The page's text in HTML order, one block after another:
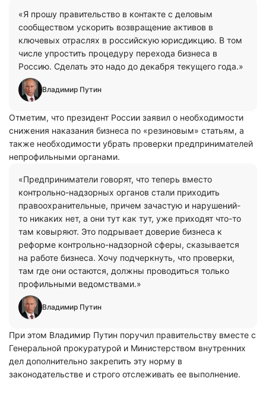
«Я прошу правительство в контакте с деловым
сообществом ускорить возвращение активов в
ключевых отраслях в российскую юрисдикцию. В том
числе упростить процедуру перехода бизнеса в
Россию. Сделать это надо до декабря текущего года.»
Владимир Путин
Отметим, что президент России заявил о необходимости
снижения наказания бизнеса по «резиновым» статьям, а
также необходимости убрать проверки предпринимателей
непрофильными органами.
«Предприниматели говорят, что теперь вместо
контрольно-надзорных органов стали приходить
правоохранительные, причем зачастую и нарушений-
то никаких нет, а они тут как тут, уже приходят что-то
там ковыряют. Это подрывает доверие бизнеса к
реформе контрольно-надзорной сферы, сказывается
на работе бизнеса. Хочу подчеркнуть, что проверки,
там где они остаются, должны проводиться только
профильными ведомствами.»
Владимир Путин
При этом Владимир Путин поручил правительству вместе с
Генеральной прокуратурой и Министерством внутренних
дел дополнительно закрепить эту норму в
законодательстве и строго отслеживать ее выполнение.
Нажимая на кнопку "Отправить" вы
соглашаетесь сполитикой конфиденциальности